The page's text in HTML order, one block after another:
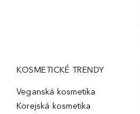
KOSMETICKÉ TRENDY
Veganská kosmetika
Korejská kosmetika